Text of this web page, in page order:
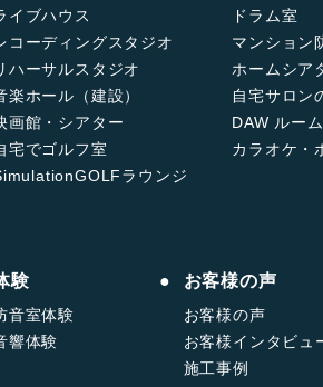
イブハウス
コーディングスタジオ
ハーサルスタジオ
楽ホール（建設）
画館・シアター
宅でゴルフ室
ラウンジ
ドラム室
マンション
ホームシア
自宅サロン
DAW ルーム
カラオケ・
験
音室体験
響体験
お客様の声
お客様の声
お客様インタビュ
施工事例